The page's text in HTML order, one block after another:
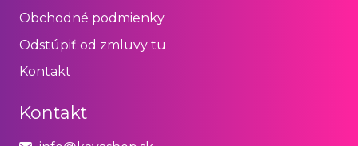
Obchodné podmienky
Odstúpiť od zmluvy tu
Kontakt
Kontakt